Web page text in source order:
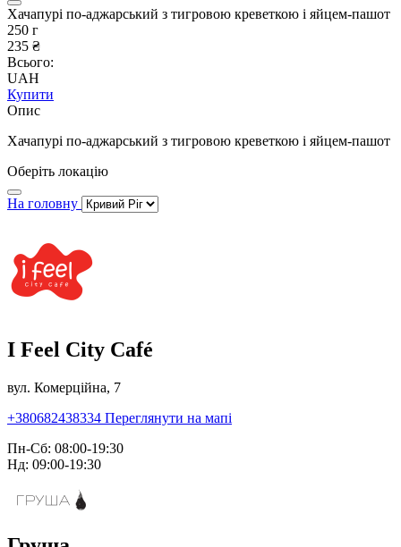
Хачапурі по-аджарський з тигровою креветкою і яйцем-пашот
250 г
235 ₴
Всього:
UAH
Купити
Опис
Хачапурі по-аджарський з тигровою креветкою і яйцем-пашот
Оберіть локацію
На головну
I Feel City Café
вул. Комерційна, 7
+380682438334 Переглянути на мапі
Пн-Сб: 08:00-19:30
Нд: 09:00-19:30